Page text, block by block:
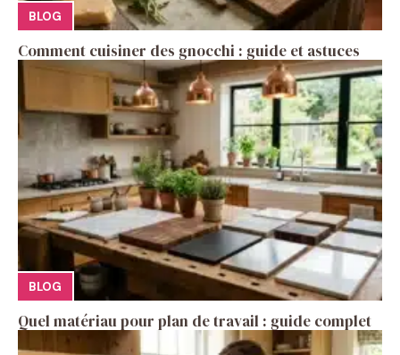
BLOG
Comment cuisiner des gnocchi : guide et astuces
BLOG
Quel matériau pour plan de travail : guide complet